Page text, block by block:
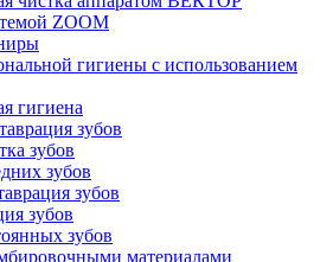
ZOOM
гигиены с использованием
гигиена
зубов
зубов
зубов
зубов
зубов
зубов
материалами